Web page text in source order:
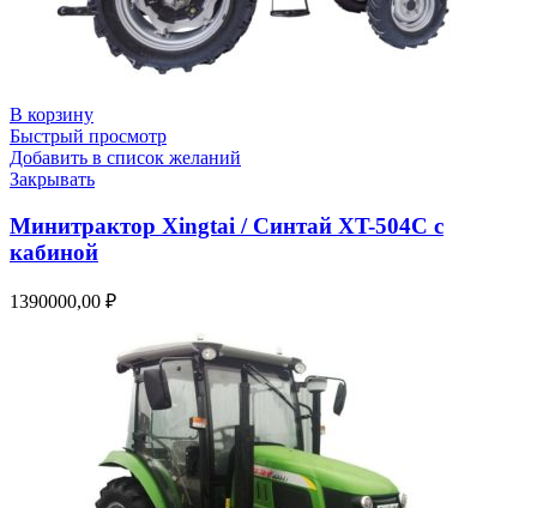
В корзину
Быстрый просмотр
Добавить в список желаний
Закрывать
Минитрактор Xingtai / Синтай XT-504С с
кабиной
1390000,00 ₽